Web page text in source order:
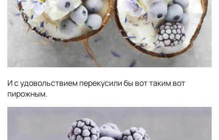
И с удовольствием перекусили бы вот таким вот
пирожным.